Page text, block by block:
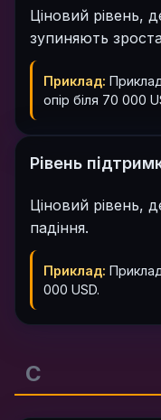
Ціновий рівень,
зупиняють
Приклад:
опір біля 70 000
Рівень
Ціновий рівень,
падіння.
Приклад:
000 USD.
С